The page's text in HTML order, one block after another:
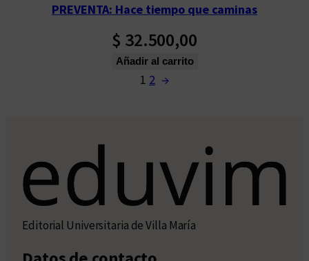
PREVENTA: Hace tiempo que caminas
$ 32.500,00
Añadir al carrito
1 2 →
Editorial Universitaria de Villa María